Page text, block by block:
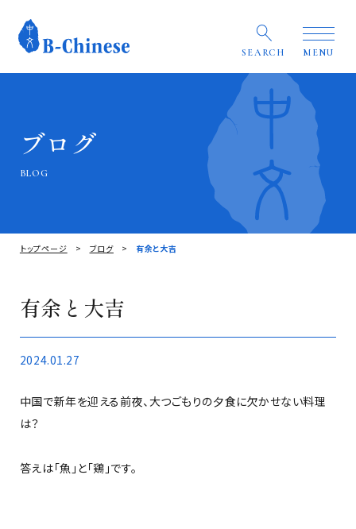
SEARCH MENU
ブログ
BLOG
トップページ ブログ 有余と大吉
有余と大吉
2024.01.27
中国で新年を迎える前夜、大つごもりの夕食に欠かせない料理
は？
答えは「魚」と「鶏」です。